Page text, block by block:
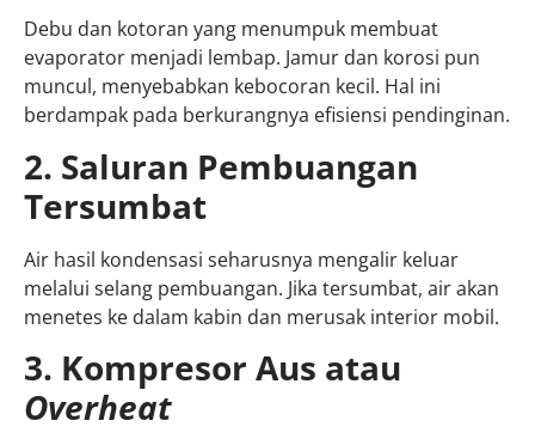
Debu dan kotoran yang menumpuk membuat
evaporator menjadi lembap. Jamur dan korosi pun
muncul, menyebabkan kebocoran kecil. Hal ini
berdampak pada berkurangnya efisiensi pendinginan.
2. Saluran Pembuangan
Tersumbat
Air hasil kondensasi seharusnya mengalir keluar
melalui selang pembuangan. Jika tersumbat, air akan
menetes ke dalam kabin dan merusak interior mobil.
3. Kompresor Aus atau
Overheat